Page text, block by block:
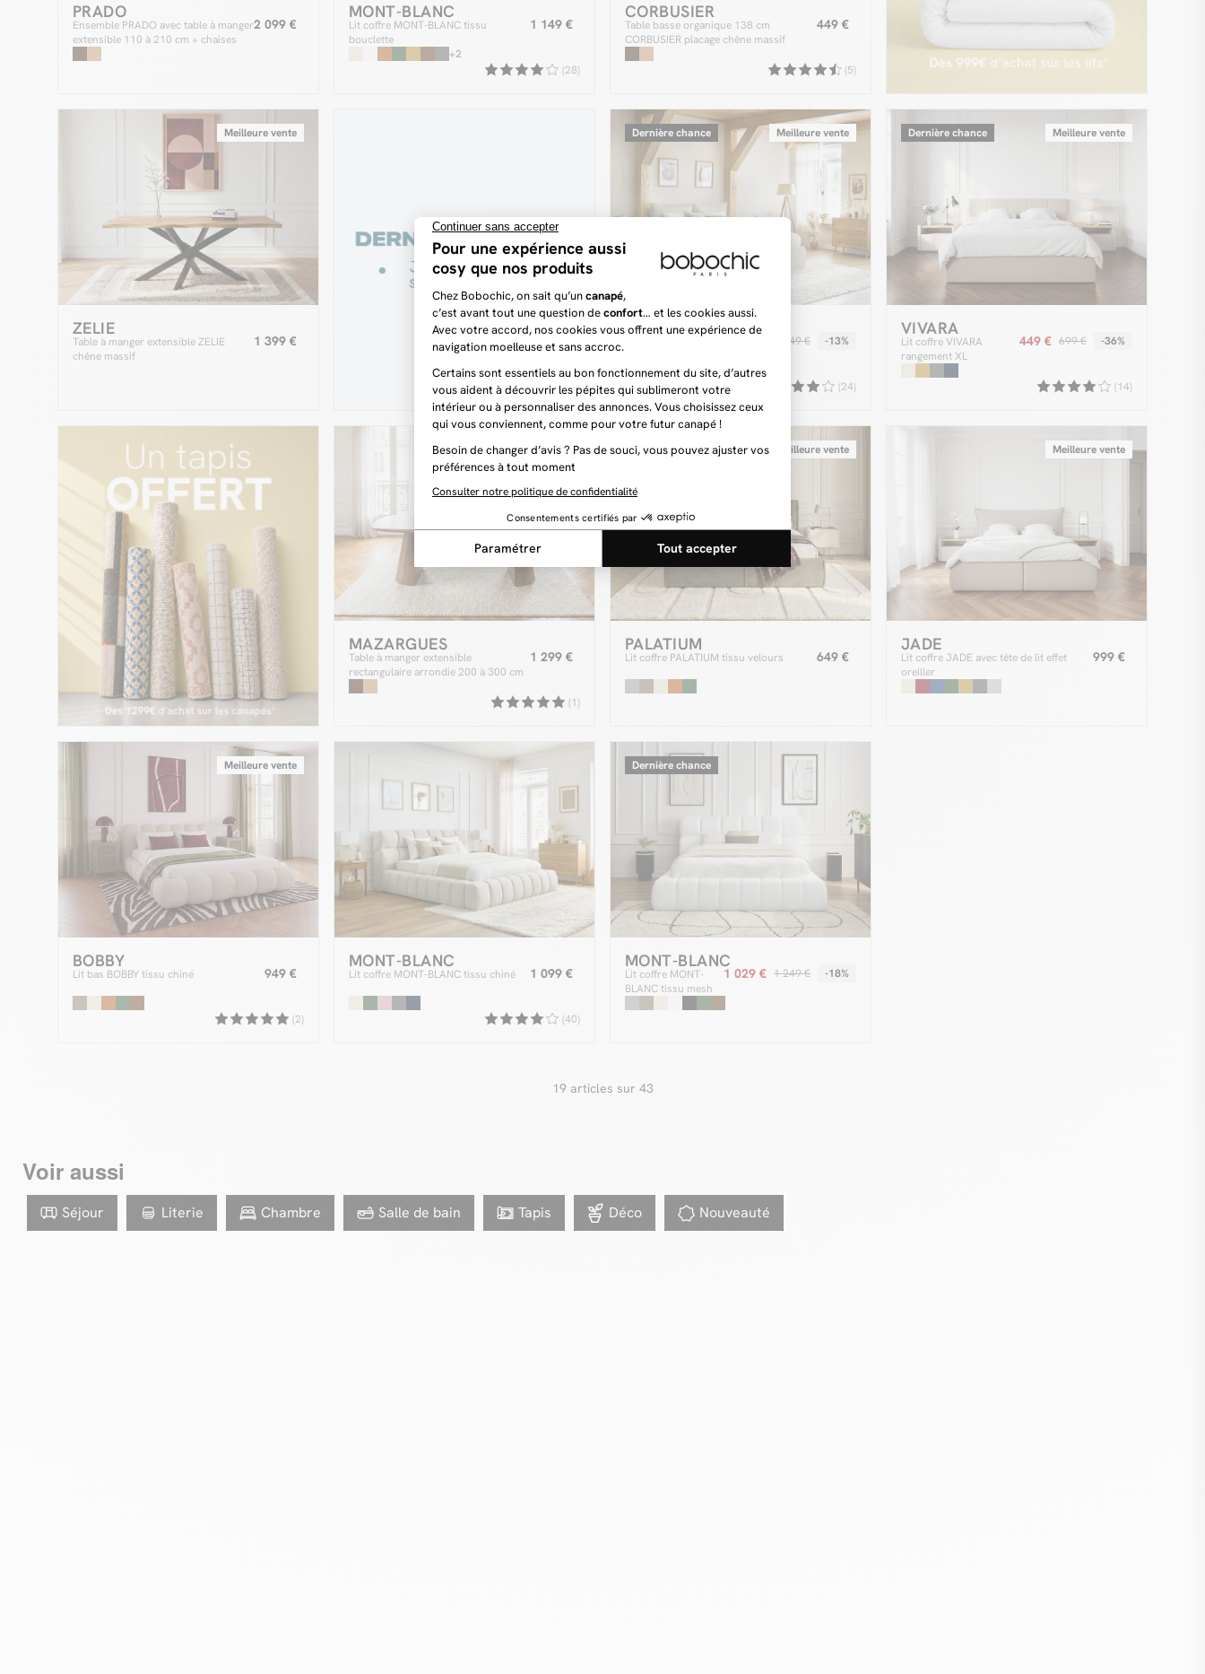
PRADO
Ensemble PRADO avec table à manger
extensible 110 à 210 cm + chaises
2 099 €
MONT-BLANC
Lit coffre MONT-BLANC tissu
bouclette
1 149 €
+2
(28)
CORBUSIER
Table basse organique 138 cm
CORBUSIER placage chêne massif
449 €
(5)
Meilleure vente
ZELIE
Table à manger extensible ZELIE
chêne massif
1 399 €
Meilleure vente
Dernière chance
GARANCE
tissu bouclette
949 € -13%
+2
(24)
Meilleure vente
Dernière chance
VIVARA
Lit coffre VIVARA
rangement XL
449 € 699 € -36%
(14)
Meilleure vente
MAZARGUES
Table à manger extensible
rectangulaire arrondie 200 à 300 cm
1 299 €
(1)
Meilleure vente
PALATIUM
Lit coffre PALATIUM tissu velours 649 €
Meilleure vente
JADE
Lit coffre JADE avec tête de lit effet
oreiller
999 €
Meilleure vente
BOBBY
Lit bas BOBBY tissu chiné 949 €
(2)
MONT-BLANC
Lit coffre MONT-BLANC tissu chiné 1 099 €
(40)
Dernière chance
MONT-BLANC
Lit coffre MONT-
BLANC tissu mesh
1 029 € 1 249 € -18%
19 articles sur 43
Voir aussi
Séjour Literie Chambre Salle de bain Tapis Déco Nouveauté